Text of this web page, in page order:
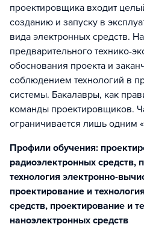
проектировщика входит
созданию и запуску в
вида электронных средств.
предварительного технико-
обоснования проекта и
соблюдением технологий в
системы. Бакалавры, как
команды проектировщиков.
ограничивается лишь одним
Профили обучения:
радиоэлектронных средств,
технология электронно-
проектирование и
средств, проектирование и
наноэлектронных средств